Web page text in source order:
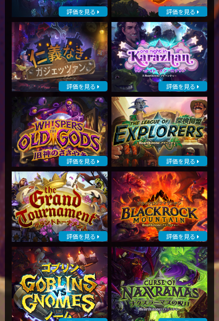
評価を見る 評価を見る
評価を見る 評価を見る
評価を見る 評価を見る
評価を見る 評価を見る